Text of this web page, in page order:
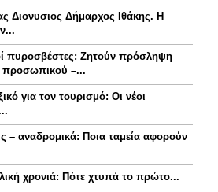
Διονυσιος Δήμαρχος Ιθάκης. Η
πυροσβέστες: Ζητούν πρόσληψη
προσωπικού –...
για τον τουρισμό: Οι νέοι
– αναδρομικά: Ποια ταμεία αφορούν
χρονιά: Πότε χτυπά το πρώτο...